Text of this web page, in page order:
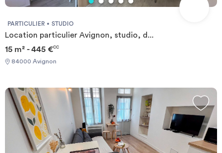
PARTICULIER STUDIO
Location particulier Avignon, studio, d...
15 m² - 445 €CC
84000 Avignon